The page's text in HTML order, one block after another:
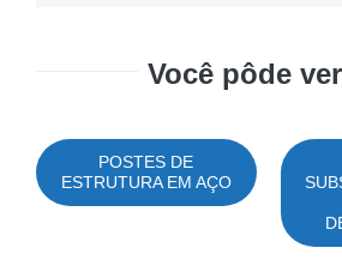
Você pôde
POSTES DE
ESTRUTURA EM AÇO